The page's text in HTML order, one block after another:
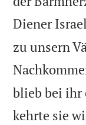
Diener
zu unsern
blieb bei ihr
kehrte sie